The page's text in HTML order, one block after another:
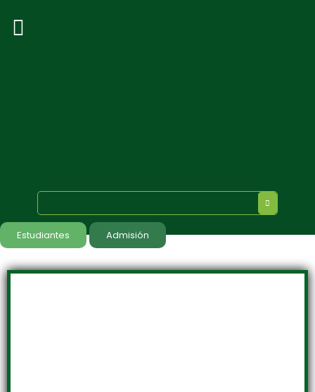
Estudiantes Admisión